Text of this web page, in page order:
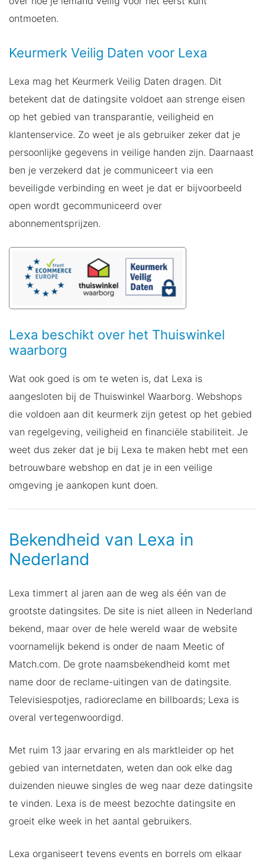
ontmoeten.
Keurmerk Veilig Daten voor Lexa
Lexa mag het Keurmerk Veilig Daten dragen. Dit
betekent dat de datingsite voldoet aan strenge eisen
op het gebied van transparantie, veiligheid en
klantenservice. Zo weet je als gebruiker zeker dat je
persoonlijke gegevens in veilige handen zijn. Daarnaast
ben je verzekerd dat je communiceert via een
beveiligde verbinding en weet je dat er bijvoorbeeld
open wordt gecommuniceerd over
abonnementsprijzen.
Lexa beschikt over het Thuiswinkel
waarborg
Wat ook goed is om te weten is, dat Lexa is
aangesloten bij de Thuiswinkel Waarborg. Webshops
die voldoen aan dit keurmerk zijn getest op het gebied
van regelgeving, veiligheid en financiële stabiliteit. Je
weet dus zeker dat je bij Lexa te maken hebt met een
betrouwbare webshop en dat je in een veilige
omgeving je aankopen kunt doen.
Bekendheid van Lexa in
Nederland
Lexa timmert al jaren aan de weg als één van de
grootste datingsites. De site is niet alleen in Nederland
bekend, maar over de hele wereld waar de website
voornamelijk bekend is onder de naam Meetic of
Match.com. De grote naamsbekendheid komt met
name door de reclame-uitingen van de datingsite.
Televisiespotjes, radioreclame en billboards; Lexa is
overal vertegenwoordigd.
Met ruim 13 jaar ervaring en als marktleider op het
gebied van internetdaten, weten dan ook elke dag
duizenden nieuwe singles de weg naar deze datingsite
te vinden. Lexa is de meest bezochte datingsite en
groeit elke week in het aantal gebruikers.
Lexa organiseert tevens events en borrels om elkaar